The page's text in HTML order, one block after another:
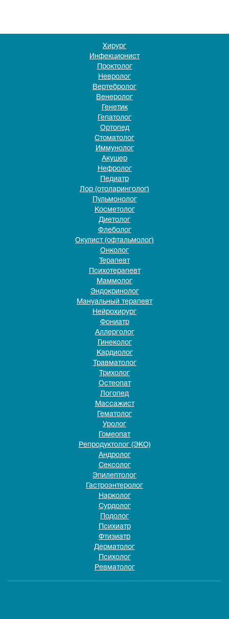
Хирург
Инфекционист
Проктолог
Невролог
Вертебролог
Венеролог
Генетик
Гепатолог
Ортопед
Стоматолог
Иммунолог
Акушер
Нефролог
Педиатр
Лор (отоларинголог)
Пульмонолог
Косметолог
Диетолог
Флеболог
Окулист (офтальмолог)
Онколог
Терапевт
Психотерапевт
Маммолог
Эндокринолог
Мануальный терапевт
Нейрохирург
Фониатр
Аллерголог
Гинеколог
Кардиолог
Травматолог
Трихолог
Остеопат
Логопед
Массажист
Гематолог
Уролог
Гомеопат
Репродуктолог (ЭКО)
Андролог
Сексолог
Эпилептолог
Гастроэнтеролог
Нарколог
Сурдолог
Подолог
Психиатр
Фтизиатр
Дерматолог
Психолог
Ревматолог